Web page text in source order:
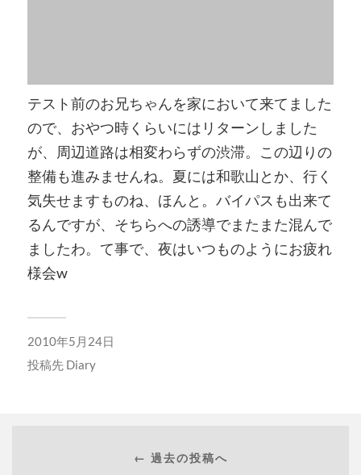
テスト前のお兄ちゃんを家において来てました
ので、おやつ時くらいにはリターンしました
が、周辺道路は相変わらずの渋滞。この辺りの
整備も進みませんね。夏には和歌山とか、行く
気失せますものね、ほんと。バイパスも出来て
るんですが、そちらへの誘導でまたまた混んで
ましたわ。て事で、夜はいつものようにお疲れ
様会w
2010年5月24日
投稿先 Diary
← 過去の投稿へ